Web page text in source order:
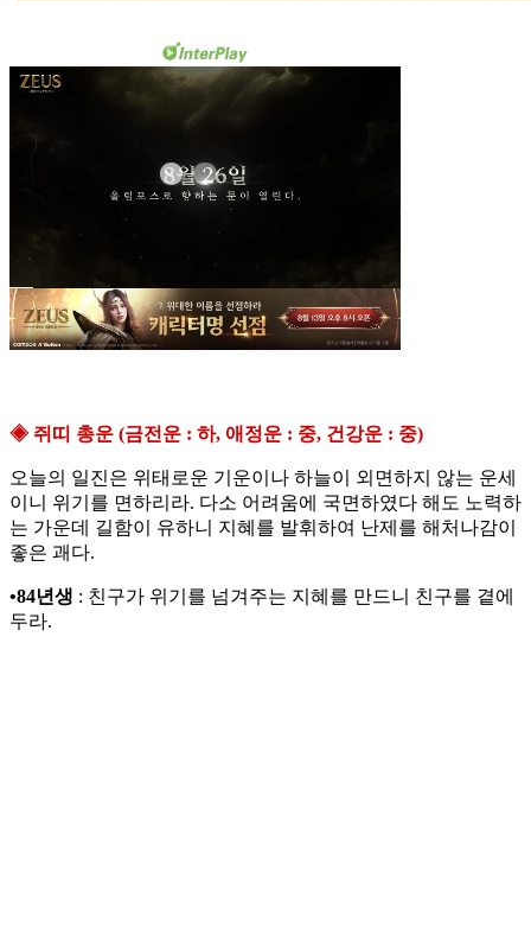
◈ 쥐띠 총운 (금전운 : 하, 애정운 : 중, 건강운 : 중)
오늘의 일진은 위태로운 기운이나 하늘이 외면하지 않는 운세
이니 위기를 면하리라. 다소 어려움에 국면하였다 해도 노력하
는 가운데 길함이 유하니 지혜를 발휘하여 난제를 해처나감이
좋은 괘다.
•84년생 : 친구가 위기를 넘겨주는 지혜를 만드니 친구를 곁에
두라.